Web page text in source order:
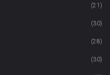
(21)
(30)
(28)
(30)